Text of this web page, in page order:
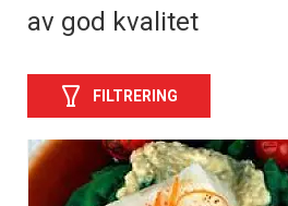
av god kvalitet
FILTRERING